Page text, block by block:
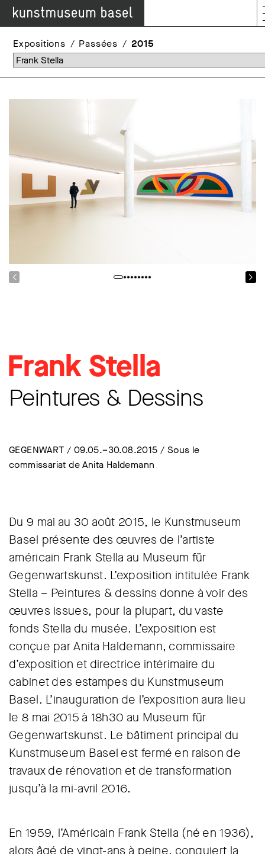
Expositions Passées 2015
Frank Stella
Peintures & Dessins
GEGENWART / 09.05.–30.08.2015 / Sous le
commissariat de Anita Haldemann
Du 9 mai au 30 août 2015, le Kunstmuseum
Basel présente des œuvres de l’artiste
américain Frank Stella au Museum für
Gegenwartskunst. L’exposition intitulée Frank
Stella – Peintures & dessins donne à voir des
œuvres issues, pour la plupart, du vaste
fonds Stella du musée. L’exposition est
conçue par Anita Haldemann, commissaire
d’exposition et directrice intérimaire du
cabinet des estampes du Kunstmuseum
Basel. L’inauguration de l’exposition aura lieu
le 8 mai 2015 à 18h30 au Museum für
Gegenwartskunst. Le bâtiment principal du
Kunstmuseum Basel est fermé en raison de
travaux de rénovation et de transformation
jusqu’à la mi-avril 2016.
En 1959, l’Américain Frank Stella (né en 1936),
alors âgé de vingt-ans à peine, conquiert la